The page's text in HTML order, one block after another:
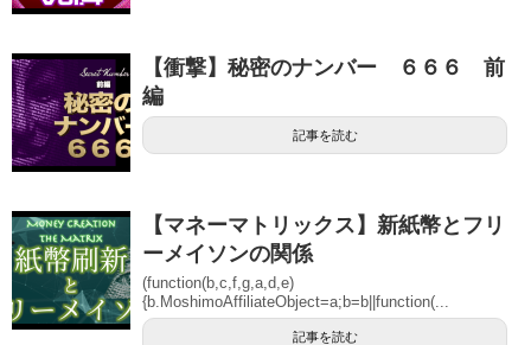
【衝撃】秘密のナンバー ６６６ 前
編
記事を読む
【マネーマトリックス】新紙幣とフリ
ーメイソンの関係
(function(b,c,f,g,a,d,e)
{b.MoshimoAffiliateObject=a;b=b||function(...
記事を読む